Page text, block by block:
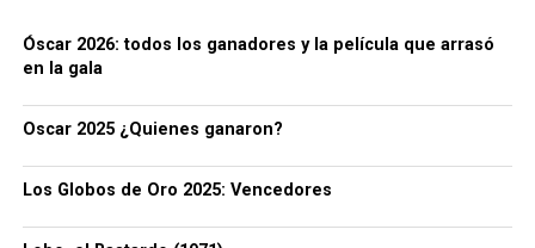
Óscar 2026: todos los ganadores y la película que arrasó
en la gala
Oscar 2025 ¿Quienes ganaron?
Los Globos de Oro 2025: Vencedores